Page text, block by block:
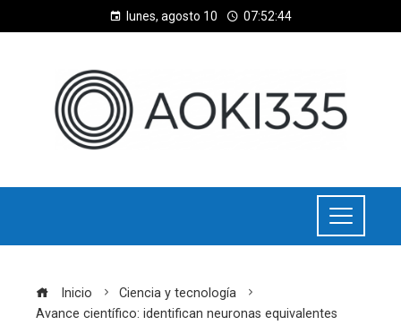
lunes, agosto 10 07:52:45
Inicio
Ciencia y tecnología
Avance científico: identifican neuronas equivalentes